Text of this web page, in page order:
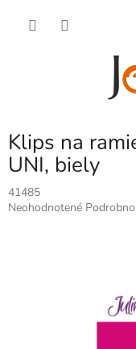
Klips na
UNI, biely
41485
Priemerné
Neohodnotené